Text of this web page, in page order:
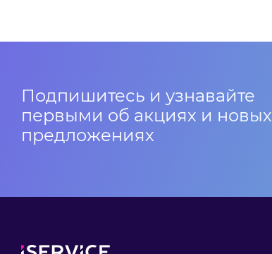
Подпишитесь и узнавайте
первыми об акциях и новых
предложениях